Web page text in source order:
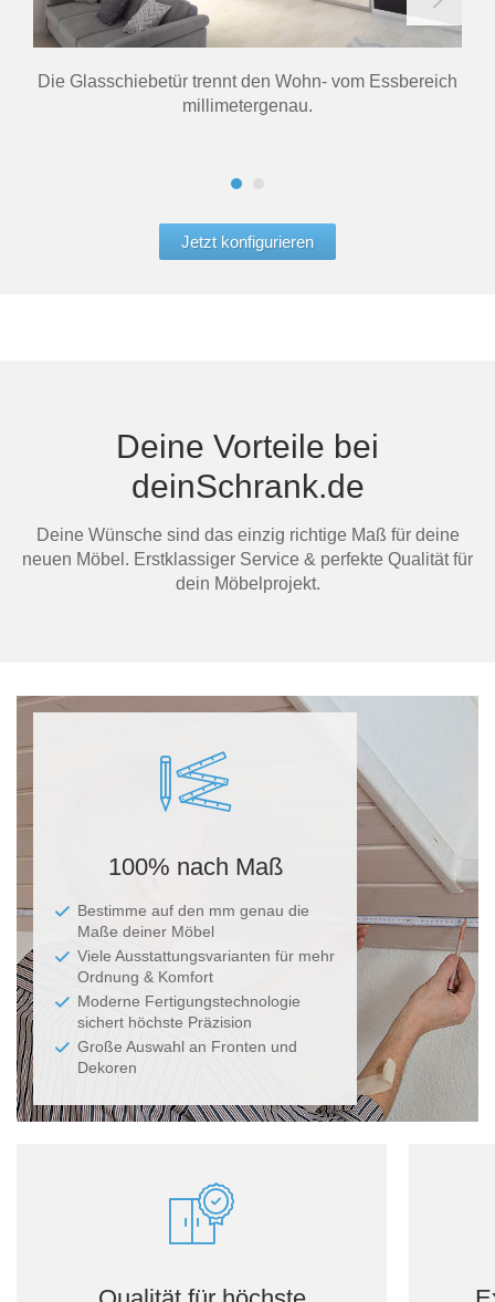
Die Glasschiebetür trennt den Wohn- vom Essbereich
millimetergenau.
Jetzt konfigurieren
Deine Vorteile bei
deinSchrank.de
Deine Wünsche sind das einzig richtige Maß für deine
neuen Möbel. Erstklassiger Service & perfekte Qualität für
dein Möbelprojekt.
100% nach Maß
Bestimme auf den mm genau die
Maße deiner Möbel
Viele Ausstattungsvarianten für mehr
Ordnung & Komfort
Moderne Fertigungstechnologie
sichert höchste Präzision
Große Auswahl an Fronten und
Dekoren